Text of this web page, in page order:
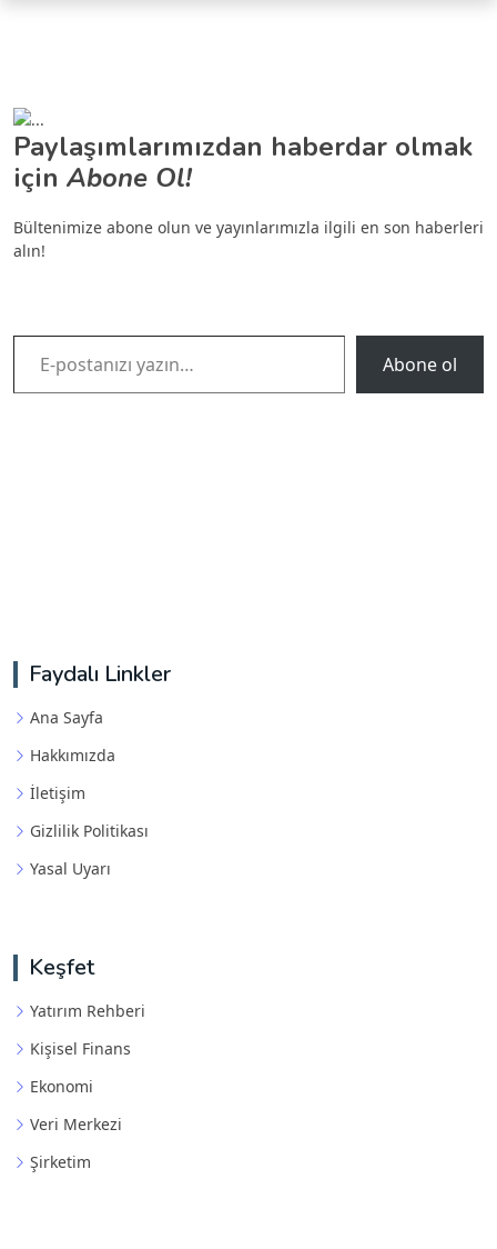
Paylaşımlarımızdan haberdar olmak
için Abone Ol!
Bültenimize abone olun ve yayınlarımızla ilgili en son haberleri
alın!
E-postanızı yazın…
Abone ol
Faydalı Linkler
Ana Sayfa
Hakkımızda
İletişim
Gizlilik Politikası
Yasal Uyarı
Keşfet
Yatırım Rehberi
Kişisel Finans
Ekonomi
Veri Merkezi
Şirketim